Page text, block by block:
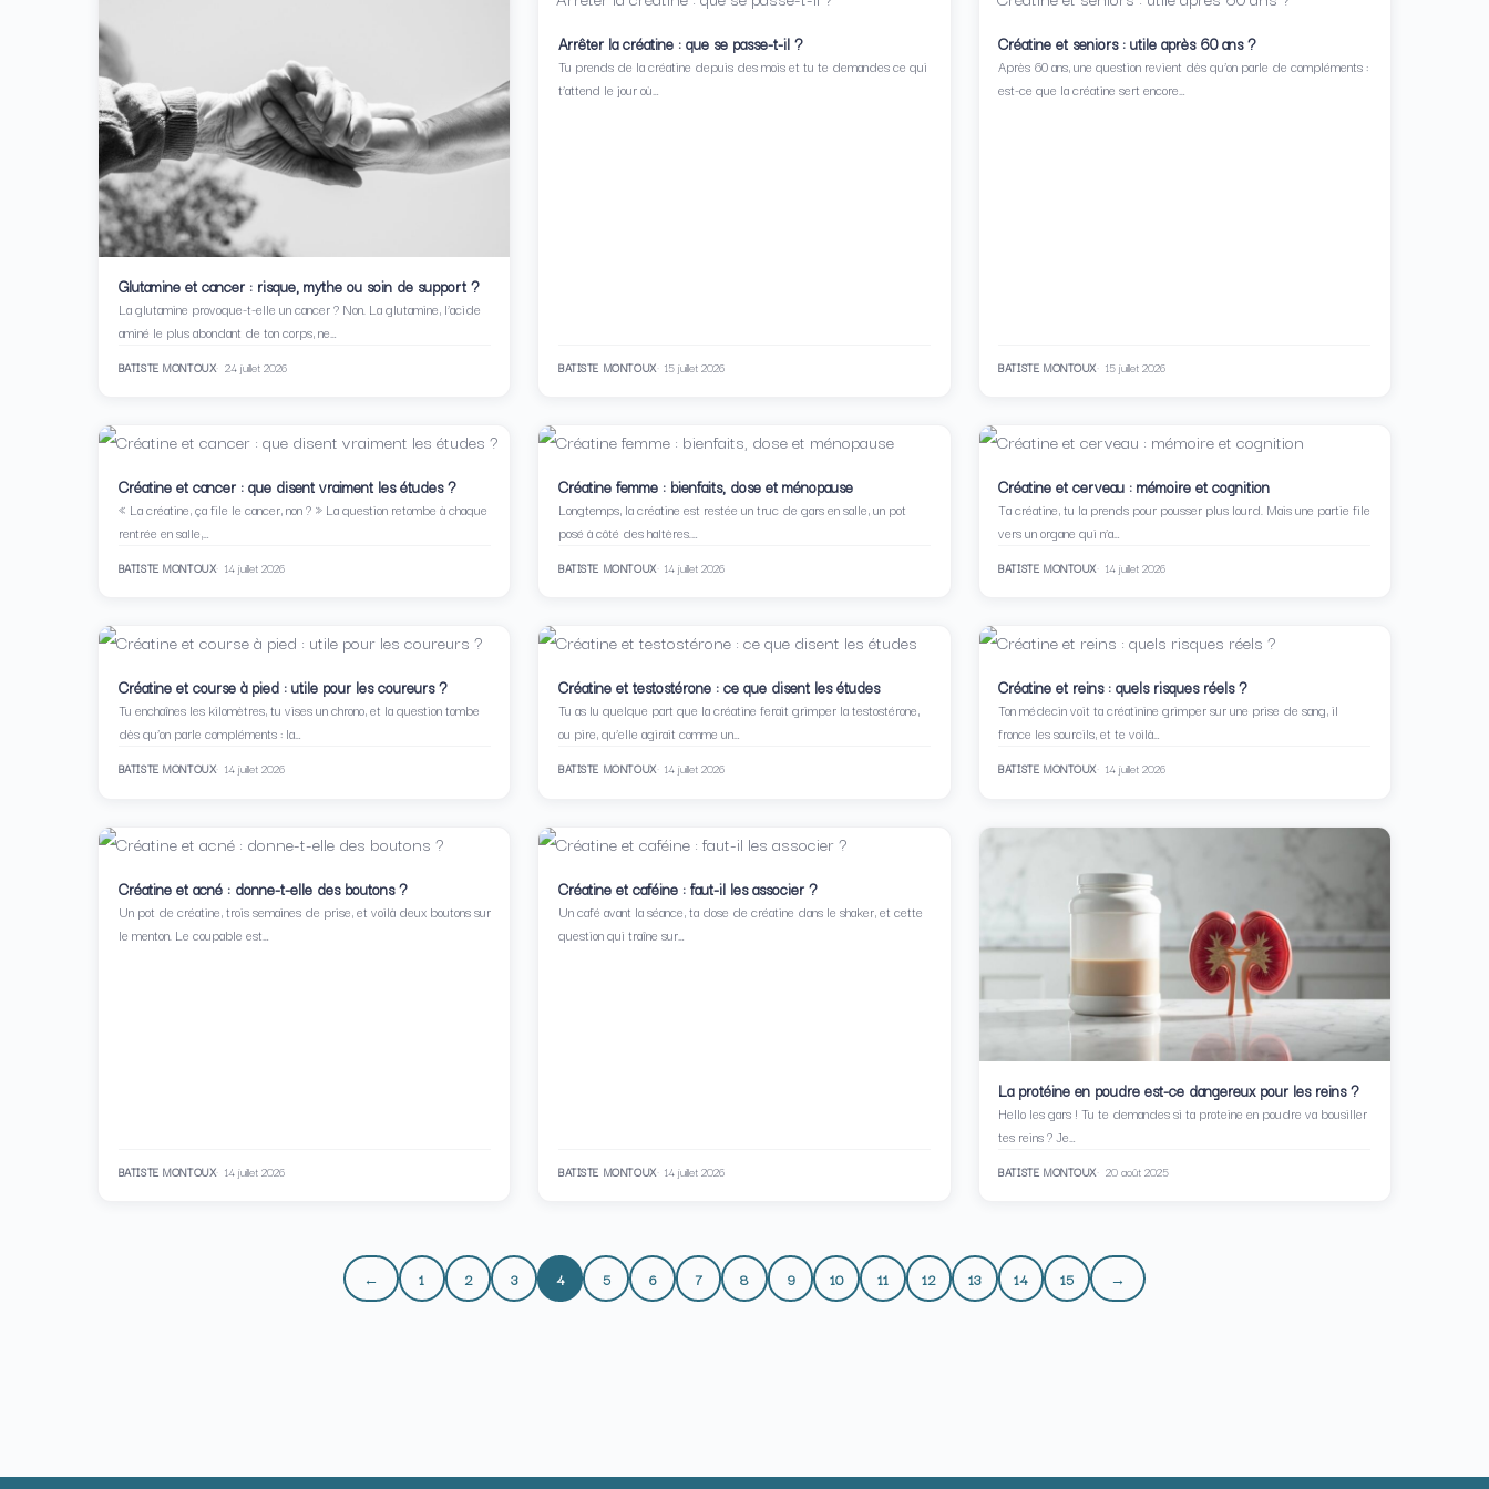
Glutamine et cancer : risque, mythe ou soin de support ?
La glutamine provoque-t-elle un cancer ? Non. La glutamine, l’acide
aminé le plus abondant de ton corps, ne…
BATISTE MONTOUX 24 juillet 2026
Arrêter la créatine : que se passe-t-il ?
Tu prends de la créatine depuis des mois et tu te demandes ce qui
t’attend le jour où…
BATISTE MONTOUX 15 juillet 2026
Créatine et seniors : utile après 60 ans ?
Après 60 ans, une question revient dès qu’on parle de compléments :
est-ce que la créatine sert encore…
BATISTE MONTOUX 15 juillet 2026
Créatine et cancer : que disent vraiment les études ?
« La créatine, ça file le cancer, non ? » La question retombe à chaque
rentrée en salle,…
BATISTE MONTOUX 14 juillet 2026
Créatine femme : bienfaits, dose et ménopause
Longtemps, la créatine est restée un truc de gars en salle, un pot
posé à côté des haltères.…
BATISTE MONTOUX 14 juillet 2026
Créatine et cerveau : mémoire et cognition
Ta créatine, tu la prends pour pousser plus lourd. Mais une partie file
vers un organe qui n’a…
BATISTE MONTOUX 14 juillet 2026
Créatine et course à pied : utile pour les coureurs ?
Tu enchaînes les kilomètres, tu vises un chrono, et la question tombe
dès qu’on parle compléments : la…
BATISTE MONTOUX 14 juillet 2026
Créatine et testostérone : ce que disent les études
Tu as lu quelque part que la créatine ferait grimper la testostérone,
ou pire, qu’elle agirait comme un…
BATISTE MONTOUX 14 juillet 2026
Créatine et reins : quels risques réels ?
Ton médecin voit ta créatinine grimper sur une prise de sang, il
fronce les sourcils, et te voilà…
BATISTE MONTOUX 14 juillet 2026
Créatine et acné : donne-t-elle des boutons ?
Un pot de créatine, trois semaines de prise, et voilà deux boutons sur
le menton. Le coupable est…
BATISTE MONTOUX 14 juillet 2026
Créatine et caféine : faut-il les associer ?
Un café avant la séance, ta dose de créatine dans le shaker, et cette
question qui traîne sur…
BATISTE MONTOUX 14 juillet 2026
La protéine en poudre est-ce dangereux pour les reins ?
Hello les gars ! Tu te demandes si ta proteine en poudre va bousiller
tes reins ? Je…
BATISTE MONTOUX 20 août 2025
← 1 2 3 4 5 6 7 8 9 10 11 12 13 14 15 →